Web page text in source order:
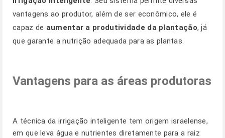
vantagens ao produtor, além de ser econômico, ele é
capaz de aumentar a produtividade da plantação, já
que garante a nutrição adequada para as plantas.
Vantagens para as áreas produtoras
A técnica da irrigação inteligente tem origem israelense,
em que leva água e nutrientes diretamente para a raiz